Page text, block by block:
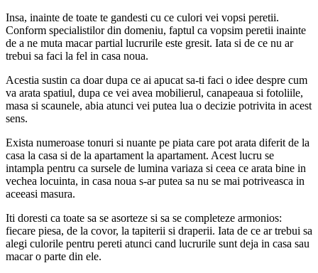
Insa, inainte de toate te gandesti cu ce culori vei vopsi peretii.
Conform specialistilor din domeniu, faptul ca vopsim peretii inainte
de a ne muta macar partial lucrurile este gresit. Iata si de ce nu ar
trebui sa faci la fel in casa noua.
Acestia sustin ca doar dupa ce ai apucat sa-ti faci o idee despre cum
va arata spatiul, dupa ce vei avea mobilierul, canapeaua si fotoliile,
masa si scaunele, abia atunci vei putea lua o decizie potrivita in acest
sens.
Exista numeroase tonuri si nuante pe piata care pot arata diferit de la
casa la casa si de la apartament la apartament. Acest lucru se
intampla pentru ca sursele de lumina variaza si ceea ce arata bine in
vechea locuinta, in casa noua s-ar putea sa nu se mai potriveasca in
aceeasi masura.
Iti doresti ca toate sa se asorteze si sa se completeze armonios:
fiecare piesa, de la covor, la tapiterii si draperii. Iata de ce ar trebui sa
alegi culorile pentru pereti atunci cand lucrurile sunt deja in casa sau
macar o parte din ele.